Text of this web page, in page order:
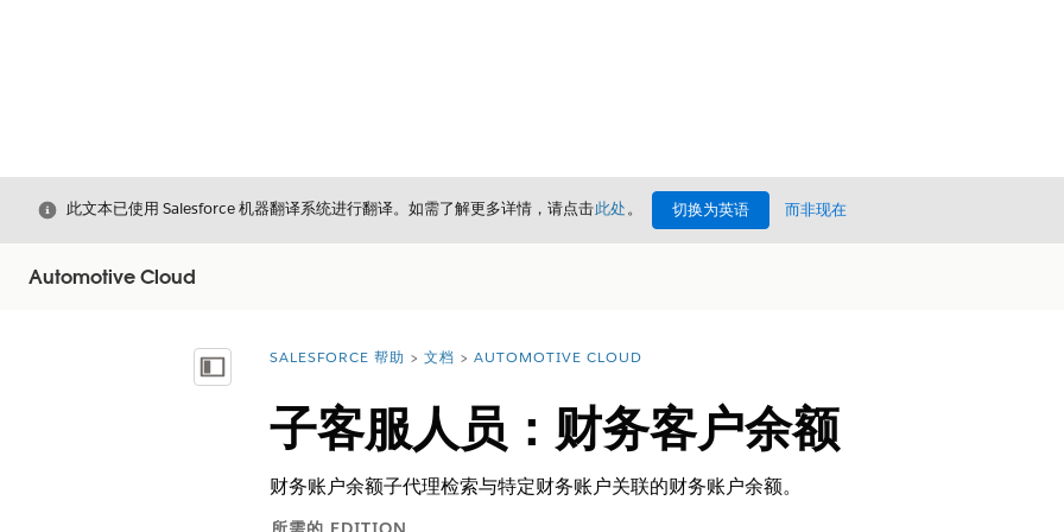
关闭
此文本已使用 Salesforce 机器翻译系统进行翻译。如需了解更多详情，请点击此处。 切换为英语 而非现在
Automotive Cloud
显示目录 您在此处：
SALESFORCE 帮助 文档 AUTOMOTIVE CLOUD
子客服人员：财务客户余额
财务账户余额子代理检索与特定财务账户关联的财务账户余额。